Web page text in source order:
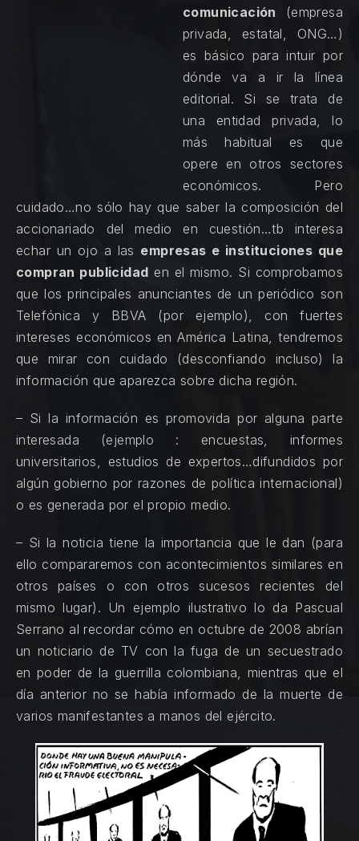
comunicación (empresa
privada, estatal, ONG…)
es básico para intuir por
dónde va a ir la línea
editorial. Si se trata de
una entidad privada, lo
más habitual es que
opere en otros sectores
económicos. Pero
cuidado…no sólo hay que saber la composición del
accionariado del medio en cuestión…tb interesa
echar un ojo a las empresas e instituciones que
compran publicidad en el mismo. Si comprobamos
que los principales anunciantes de un periódico son
Telefónica y BBVA (por ejemplo), con fuertes
intereses económicos en América Latina, tendremos
que mirar con cuidado (desconfiando incluso) la
información que aparezca sobre dicha región.
– Si la información es promovida por alguna parte
interesada (ejemplo : encuestas, informes
universitarios, estudios de expertos…difundidos por
algún gobierno por razones de política internacional)
o es generada por el propio medio.
– Si la noticia tiene la importancia que le dan (para
ello compararemos con acontecimientos similares en
otros países o con otros sucesos recientes del
mismo lugar). Un ejemplo ilustrativo lo da Pascual
Serrano al recordar cómo en octubre de 2008 abrían
un noticiario de TV con la fuga de un secuestrado
en poder de la guerrilla colombiana, mientras que el
día anterior no se había informado de la muerte de
varios manifestantes a manos del ejército.